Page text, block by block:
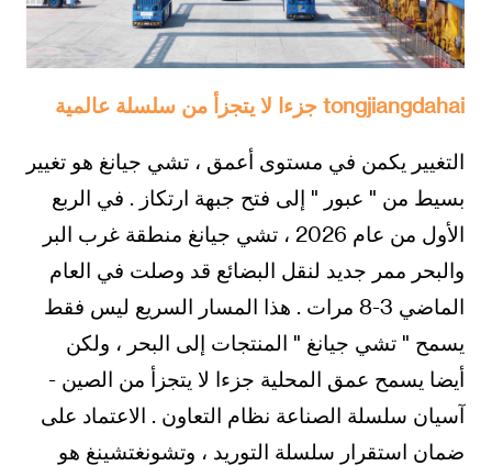
tongjiangdahai جزءا لا يتجزأ من سلسلة عالمية
التغيير يكمن في مستوى أعمق ، تشي جيانغ هو تغيير
بسيط من " عبور " إلى فتح جبهة ارتكاز . في الربع
الأول من عام 2026 ، تشي جيانغ منطقة غرب البر
والبحر ممر جديد لنقل البضائع قد وصلت في العام
الماضي 3-8 مرات . هذا المسار السريع ليس فقط
يسمح " تشي جيانغ " المنتجات إلى البحر ، ولكن
أيضا يسمح عمق المحلية جزءا لا يتجزأ من الصين -
آسيان سلسلة الصناعة نظام التعاون . الاعتماد على
ضمان استقرار سلسلة التوريد ، وتشونغتشينغ هو